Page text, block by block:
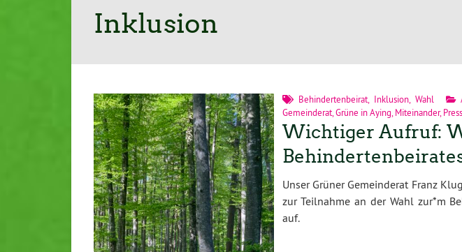
Inklusion
Behindertenbeirat, Inklusion, Wahl
Gemeinderat, Grüne in Aying Miteinander,
Wichtiger Aufruf:
Unser Grüner Gemeinderat Franz
zur Teilnahme an der Wahl zur*m
auf.